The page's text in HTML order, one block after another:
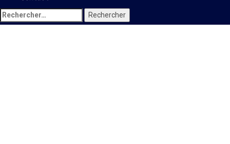
Rechercher :